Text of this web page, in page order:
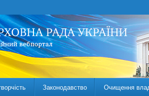
Законодавство Очищення